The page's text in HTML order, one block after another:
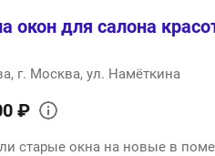
окон для салона
г. Москва, ул. Намёткина
₽
старые окна на новые в